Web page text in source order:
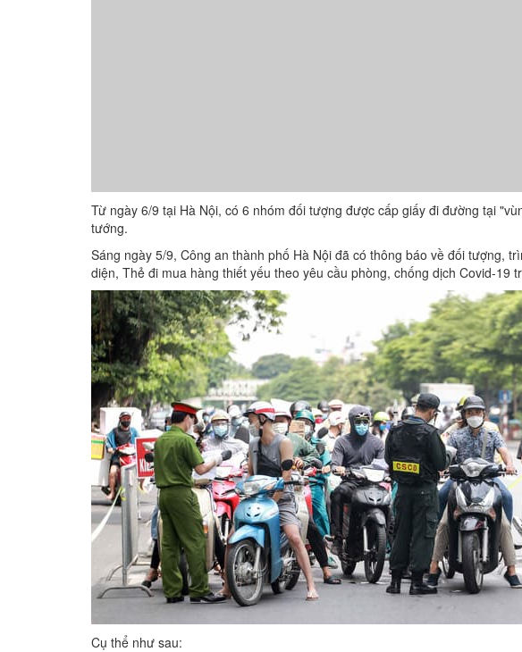
Từ ngày 6/9 tại Hà Nội, có 6 nhóm đối tượng được cấp giấy đi đường tại
tướng.
Sáng ngày 5/9, Công an thành phố Hà Nội đã có thông báo về đối tượng,
diện, Thẻ đi mua hàng thiết yếu theo yêu cầu phòng, chống dịch Covid-19
Cụ thể như sau: